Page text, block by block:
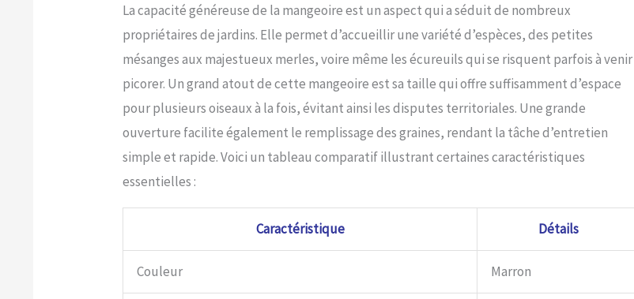
La capacité généreuse de la mangeoire est un aspect qui a séduit de nombreux
propriétaires de jardins. Elle permet d’accueillir une variété d’espèces, des petites
mésanges aux majestueux merles, voire même les écureuils qui se risquent parfois à venir
picorer. Un grand atout de cette mangeoire est sa taille qui offre suffisamment d’espace
pour plusieurs oiseaux à la fois, évitant ainsi les disputes territoriales. Une grande
ouverture facilite également le remplissage des graines, rendant la tâche d’entretien
simple et rapide. Voici un tableau comparatif illustrant certaines caractéristiques
essentielles :
Caractéristique Détails
Couleur Marron